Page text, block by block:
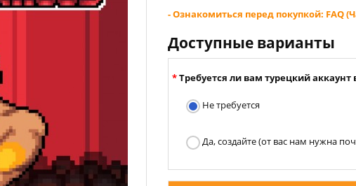
- Ознакомиться перед покупкой: FAQ
Доступные варианты
Требуется ли вам турецкий аккаунт
Не требуется
Да, создайте (от вас нам нужна